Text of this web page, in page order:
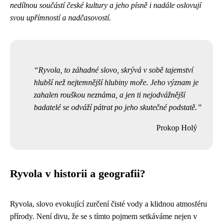
nedílnou součástí české kultury a jeho písně i nadále oslovují
svou upřímností a nadčasovostí.
Ryvola, to záhadné slovo, skrývá v sobě tajemství
hlubší než nejtemnější hlubiny moře. Jeho význam je
zahalen rouškou neznáma, a jen ti nejodvážnější
badatelé se odváží pátrat po jeho skutečné podstatě.
Prokop Holý
Ryvola v historii a geografii?
Ryvola, slovo evokující zurčení čisté vody a klidnou atmosféru
přírody. Není divu, že se s tímto pojmem setkáváme nejen v